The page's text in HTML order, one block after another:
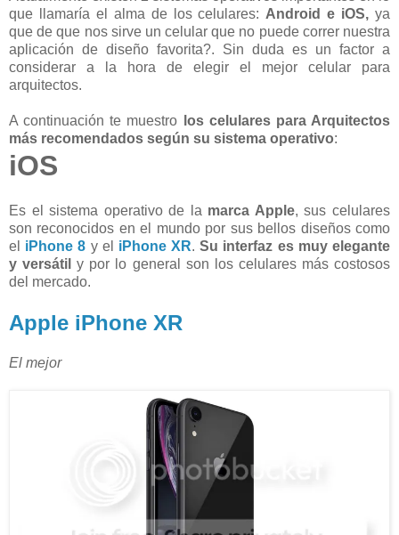
que llamaría el alma de los celulares: Android e iOS, ya
que de que nos sirve un celular que no puede correr nuestra
aplicación de diseño favorita?. Sin duda es un factor a
considerar a la hora de elegir el mejor celular para
arquitectos.
A continuación te muestro
los celulares para Arquitectos
más recomendados según su sistema operativo:
iOS
Es el sistema operativo de la marca Apple, sus celulares
son reconocidos en el mundo por sus bellos diseños como
el iPhone 8 y el iPhone XR.Su interfaz es muy elegante
y versátil y por lo general son los celulares más costosos
del mercado.
Apple iPhone XR
El mejor